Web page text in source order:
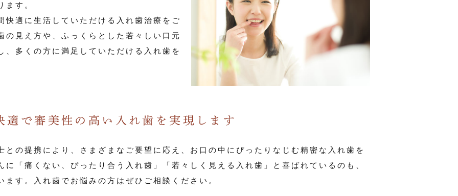
ます。
快適に生活していただける入れ歯治療をご
の見え方や、ふっくらとした若々しい口元
、多くの方に満足していただける入れ歯を
適で審美性の高い入れ歯を実現します
との提携により、さまざまなご要望に応え、お口の中にぴったりなじむ精密な入れ歯を
「痛くない、ぴったり合う入れ歯」「若々しく見える入れ歯」と喜ばれているのも、
す。入れ歯でお悩みの方はぜひご相談ください。